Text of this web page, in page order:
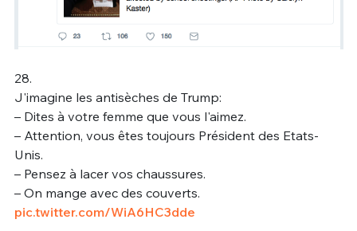
28.
J'imagine les antisèches de Trump:
– Dites à votre femme que vous l'aimez.
– Attention, vous êtes toujours Président des Etats-
Unis.
– Pensez à lacer vos chaussures.
– On mange avec des couverts.
pic.twitter.com/WiA6HC3dde